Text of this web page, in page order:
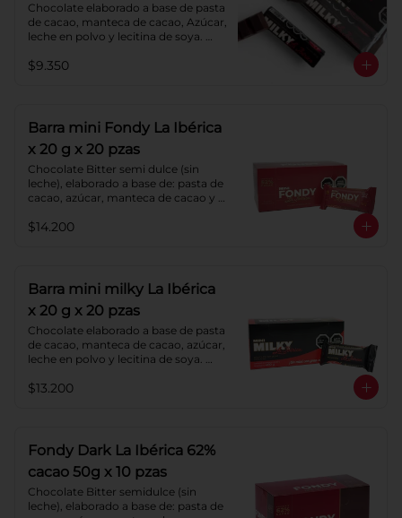
Chocolate elaborado a base de pasta
de cacao, manteca de cacao, Azúcar,
leche en polvo y lecitina de soya.
$9.350
Barra mini Fondy La Ibérica
x 20 g x 20 pzas
Chocolate Bitter semi dulce (sin
leche), elaborado a base de: pasta de
cacao, azúcar, manteca de cacao y
cacao: 52%.
$14.200
Barra mini milky La Ibérica
x 20 g x 20 pzas
Chocolate elaborado a base de pasta
de cacao, manteca de cacao, azúcar,
leche en polvo y lecitina de soya.
$13.200
Fondy Dark La Ibérica 62%
cacao 50g x 10 pzas
Chocolate Bitter semidulce (sin
leche), elaborado a base de: pasta de